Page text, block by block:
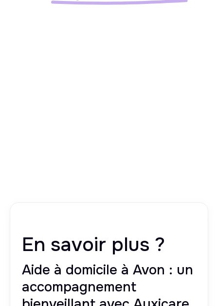
En savoir plus ?
Aide à domicile à Avon : un
accompagnement